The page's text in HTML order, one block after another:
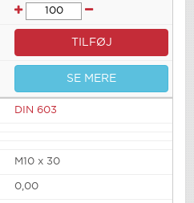
TILFØJ
SE MERE
DIN 603
M10 x 30
0,00